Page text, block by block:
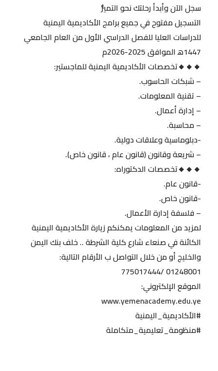
سجل الآن وأبدأ رحلتك نحو التميُّز
التسجيل مفتوح في جميع برامج الأكاديمية اليمنية
للدراسات العليا للفصل الدراسي الأول من العام الجامعي
1447ه‍ الموافق 2025-2026م
🔸🔸🔸تخصصات الأكاديمية اليمنية للماجستير:
– شبكات الحاسوب.
– تقنية المعلومات.
– إدارة أعمال.
– محاسبة.
-دبلوماسية وعلاقات دولية.
– شريعة وقانون (قانون عام ، قانون خاص).
🔸🔸🔸تخصصات الدكتوراه:
-قانون عام.
-قانون خاص.
– فلسفة إدارة الأعمال.
لمزيد من المعلومات يمكنكم زيارة الأكاديمية اليمنية
الكائنة في صنعاء شارع كلية الشرطة .. خلف بنك اليمن
والخليج أو من خلال التواصل ب الأرقام التالية:
01248001 /775017444
الموقع الإلكتروني:
www.yemenacademy.edu.ye
#الأكاديمية_اليمنية
#منظومة_تعليمية_متكاملة